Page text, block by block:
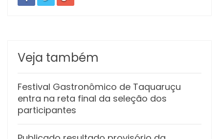
Veja também
Festival Gastronômico de Taquaruçu
entra na reta final da seleção dos
participantes